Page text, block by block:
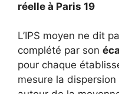
réelle à Paris 19
L’IPS moyen ne dit
complété par son
pour chaque
mesure la